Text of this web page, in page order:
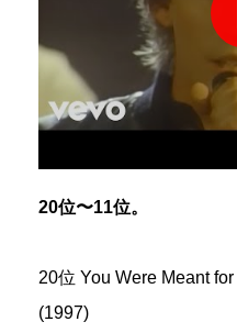
20位〜11位。
20位 You Were Meant
(1997)